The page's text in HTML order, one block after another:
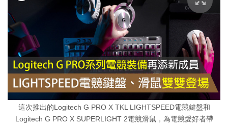
這次推出的Logitech G PRO X TKL LIGHTSPEED電競鍵盤和
Logitech G PRO X SUPERLIGHT 2電競滑鼠，為電競愛好者帶